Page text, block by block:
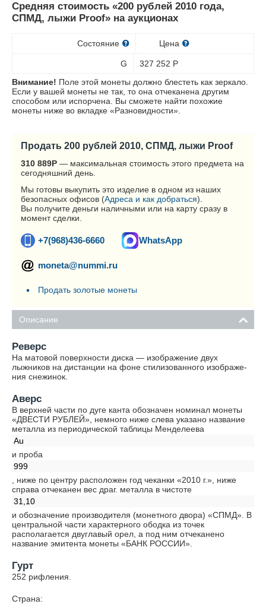
Средняя стоимость «200 рублей 2010 года,
СПМД, лыжи Proof» на аукционах
Состояние Цена
G 327 252 Р
Внимание! Поле этой монеты должно блестеть как зеркало.
Если у вашей монеты не так, то она отчеканена другим
способом или испорчена. Вы сможете найти похожие
монеты ниже во вкладке «Разновидности».
Продать 200 рублей 2010, СПМД, лыжи Proof
310 889Р — максимальная стоимость этого предмета на
сегодняшний день.
Мы готовы выкупить это изделие в одном из наших
безопасных офисов (Адреса и как добраться).
Вы получите деньги наличными или на карту сразу в
момент сделки.
+7(968)436-6660 WhatsApp
moneta@nummi.ru
Продать золотые монеты
Описание
Реверс
На матовой поверхности диска — изображение двух
лыжников на дистанции на фоне стилизованного изображе-
ния снежинок.
Аверс
В верхней части по дуге канта обозначен номинал монеты
«ДВЕСТИ РУБЛЕЙ», немного ниже слева указано название
металла из периодической таблицы Менделеева
Au
и проба
999
, ниже по центру расположен год чеканки «2010 г.», ниже
справа отчеканен вес драг. металла в чистоте
31,10
и обозначение производителя (монетного двора) «СПМД». В
центральной части характерного ободка из точек
располагается двуглавый орел, а под ним отчеканено
название эмитента монеты «БАНК РОССИИ».
Гурт
252 рифления.
Страна: